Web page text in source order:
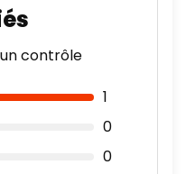
contrôle
1
0
0